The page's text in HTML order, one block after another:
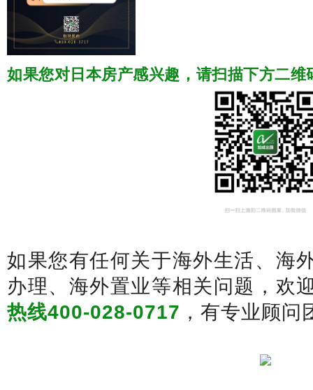
如果您对日本房产感兴趣，请扫描下方二维
如果您有任何关于海外生活、海
办理、海外置业等相关问题，欢
热线400-028-0717 ，有专业顾问